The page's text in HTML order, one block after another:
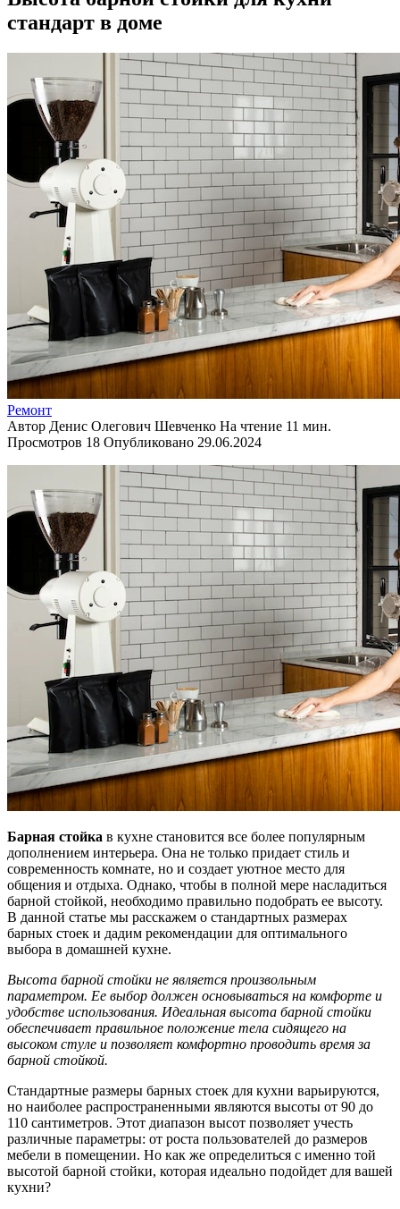
стандарт в доме
Ремонт
Автор Денис Олегович Шевченко На чтение 11 мин.
Просмотров 18 Опубликовано 29.06.2024
Барная стойка в кухне становится все более популярным
дополнением интерьера. Она не только придает стиль и
современность комнате, но и создает уютное место для
общения и отдыха. Однако, чтобы в полной мере насладиться
барной стойкой, необходимо правильно подобрать ее высоту.
В данной статье мы расскажем о стандартных размерах
барных стоек и дадим рекомендации для оптимального
выбора в домашней кухне.
Высота барной стойки не является произвольным
параметром. Ее выбор должен основываться на комфорте и
удобстве использования. Идеальная высота барной стойки
обеспечивает правильное положение тела сидящего на
высоком стуле и позволяет комфортно проводить время за
барной стойкой.
Стандартные размеры барных стоек для кухни варьируются,
но наиболее распространенными являются высоты от 90 до
110 сантиметров. Этот диапазон высот позволяет учесть
различные параметры: от роста пользователей до размеров
мебели в помещении. Но как же определиться с именно той
высотой барной стойки, которая идеально подойдет для вашей
кухни?